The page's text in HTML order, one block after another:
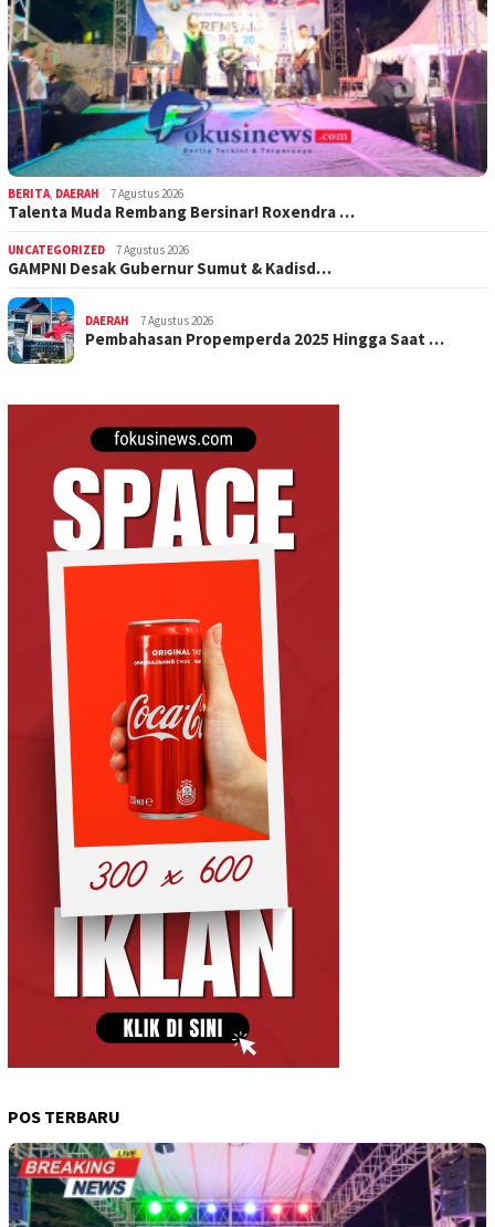
BERITA, DAERAH 7 Agustus 2026
Talenta Muda Rembang Bersinar! Roxendra …
UNCATEGORIZED 7 Agustus 2026
GAMPNI Desak Gubernur Sumut & Kadisd…
DAERAH 7 Agustus 2026
Pembahasan Propemperda 2025 Hingga Saat …
POS TERBARU